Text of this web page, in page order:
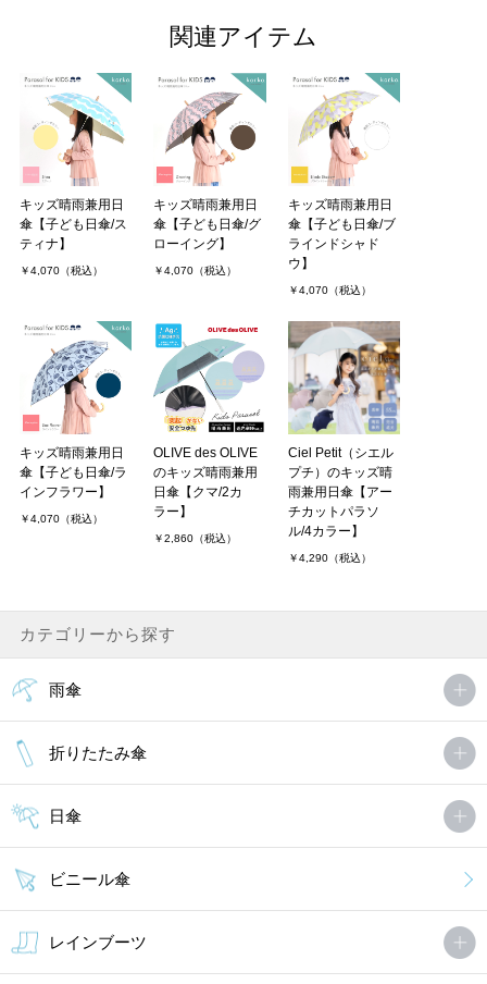
関連アイテム
キッズ晴雨兼用日
傘【子ども日傘/ス
ティナ】
￥4,070（税込）
キッズ晴雨兼用日
傘【子ども日傘/グ
ローイング】
￥4,070（税込）
キッズ晴雨兼用日
傘【子ども日傘/ブ
ラインドシャド
ウ】
￥4,070（税込）
キッズ晴雨兼用日
傘【子ども日傘/ラ
インフラワー】
￥4,070（税込）
OLIVE des OLIVE
のキッズ晴雨兼用
日傘【クマ/2カ
ラー】
￥2,860（税込）
Ciel Petit（シエル
プチ）のキッズ晴
雨兼用日傘【アー
チカットパラソ
ル/4カラー】
￥4,290（税込）
カテゴリーから探す
雨傘
折りたたみ傘
日傘
ビニール傘
レインブーツ